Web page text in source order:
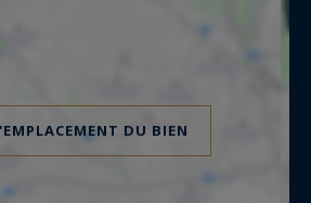
DU BIEN